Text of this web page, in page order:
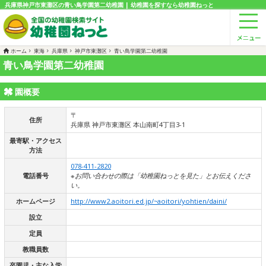
兵庫県神戸市東灘区の青い鳥学園第二幼稚園 | 幼稚園を探すなら幼稚園ねっと
ホーム 東海 兵庫県 神戸市東灘区 青い鳥学園第二幼稚園
青い鳥学園第二幼稚園
園概要
住所
〒
兵庫県 神戸市東灘区 本山南町4丁目3-1
最寄駅・アクセス
方法
電話番号
078-411-2820
※お問い合わせの際は「幼稚園ねっとを見た」とお伝えくださ
い。
ホームページ
http://www2.aoitori.ed.jp/~aoitori/yohtien/daini/
設立
定員
教職員数